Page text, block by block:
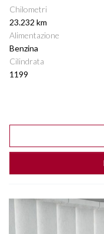
Chilometri
23.232 km
Alimentazione
Benzina
Cilindrata
1199
Vedi dettagli